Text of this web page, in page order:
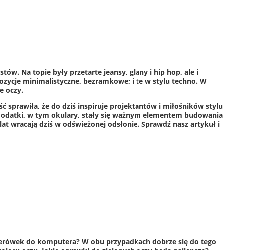
Na topie były przetarte jeansy, glany i hip hop, ale i
minimalistyczne, bezramkowe; i te w stylu techno. W
oczy.
sprawiła, że do dziś inspiruje projektantów i miłośników stylu
w tym okulary, stały się ważnym elementem budowania
wracają dziś w odświeżonej odsłonie. Sprawdź nasz artykuł i
do komputera? W obu przypadkach dobrze się do tego